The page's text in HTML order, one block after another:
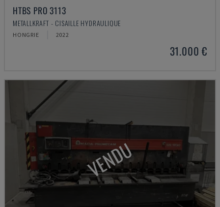
HTBS PRO 3113
METALLKRAFT - CISAILLE HYDRAULIQUE
HONGRIE 2022
31.000 €
VENDU